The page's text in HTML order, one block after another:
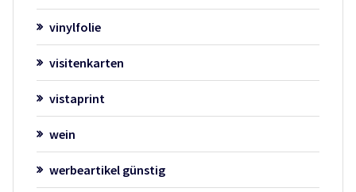
vinylfolie
visitenkarten
vistaprint
wein
werbeartikel günstig